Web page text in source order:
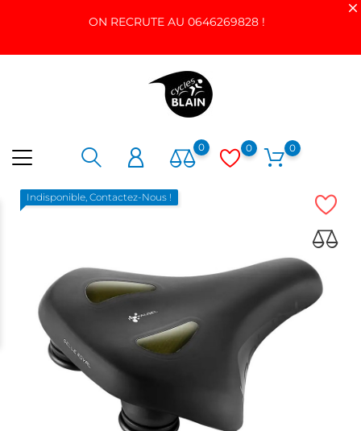
ON RECRUTE AU 0646269828 !
0 0 0
Indisponible, Contactez-Nous !